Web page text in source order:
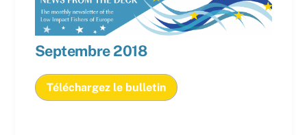
Septembre 2018
Téléchargez le bulletin